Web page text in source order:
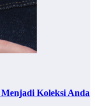
Koleksi Anda